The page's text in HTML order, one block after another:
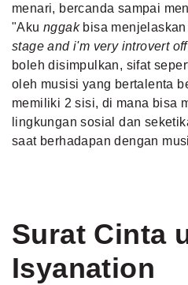
menari, bercanda sampai
"Aku nggakbisa
stage and i'm very introvert
boleh disimpulkan, sifat
oleh musisi yang bertalenta
memiliki 2 sisi, di mana bisa
lingkungan sosial dan
saat berhadapan dengan
Surat Cinta
Isyanation